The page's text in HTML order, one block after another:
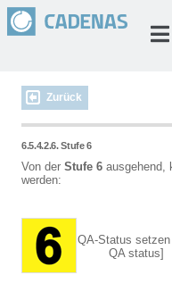
Zurück
6.5.4.2.6. Stufe 6
Von der Stufe 6 ausgehend,
werden:
QA-Status
QA status]